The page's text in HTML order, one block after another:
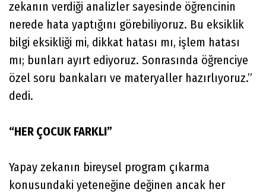
zekanın verdiği analizler sayesinde öğrencinin
nerede hata yaptığını görebiliyoruz. Bu eksiklik
bilgi eksikliği mi, dikkat hatası mı, işlem hatası
mı; bunları ayırt ediyoruz. Sonrasında öğrenciye
özel soru bankaları ve materyaller hazırlıyoruz.”
dedi.
“HER ÇOCUK FARKLI”
Yapay zekanın bireysel program çıkarma
konusundaki yeteneğine değinen ancak her